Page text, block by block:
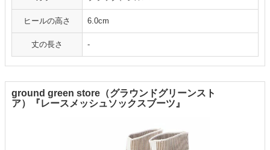
ヒールの高さ 6.0cm
丈の長さ -
ground green store（グラウンドグリーンスト
ア）『レースメッシュソックスブーツ』